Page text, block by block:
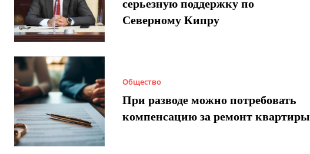
серьезную поддержку по
Северному Кипру
Общество
При разводе можно потребовать
компенсацию за ремонт квартиры